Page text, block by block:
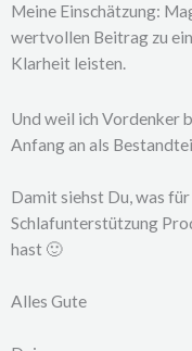
Meine Einschätzung:
wertvollen Beitrag zu
Klarheit leisten.
Und weil ich Vordenker
Anfang an als
Damit siehst Du, was
Schlafunterstützung
hast 🙂
Alles Gute